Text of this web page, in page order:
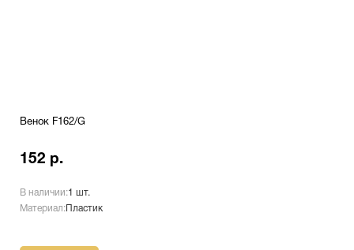
Венок F162/G
152 р.
В наличии:1 шт.
Материал: Пластик